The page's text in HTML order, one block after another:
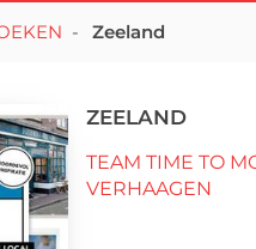
- Zeeland
ZEELAND
TEAM TIME TO
VERHAAGEN